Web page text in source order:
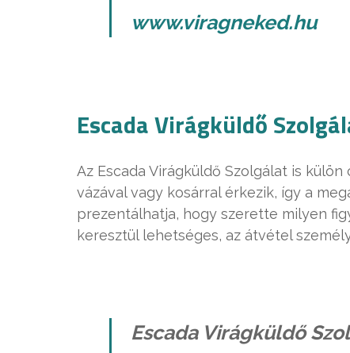
www.viragneked.hu
Escada Virágküldő
Az Escada Virágküldő Szolgálat is
vázával vagy kosárral érkezik, így a
prezentálhatja, hogy szerette milyen
keresztül lehetséges, az átvétel
Escada Virágküldő